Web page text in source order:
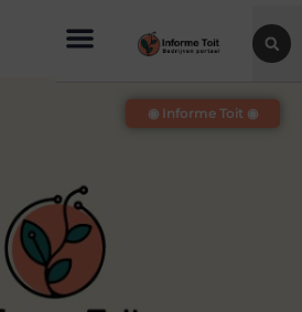
◉ Informe Toit ◉